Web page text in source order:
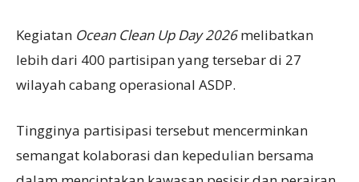
Kegiatan Ocean Clean Up Day 2026melibatkan
lebih dari 400 partisipan yang tersebar di 27
wilayah cabang operasional ASDP.
Tingginya partisipasi tersebut mencerminkan
semangat kolaborasi dan kepedulian bersama